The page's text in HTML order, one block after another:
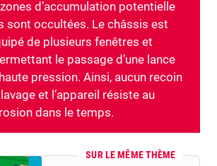
zones d’accumulation potentielle
sont occultées. Le châssis est
de plusieurs fenêtres et
le passage d’une lance
pression. Ainsi, aucun recoin
lavage et l’appareil résiste au
dans le temps.
SUR LE MÊME THÈME